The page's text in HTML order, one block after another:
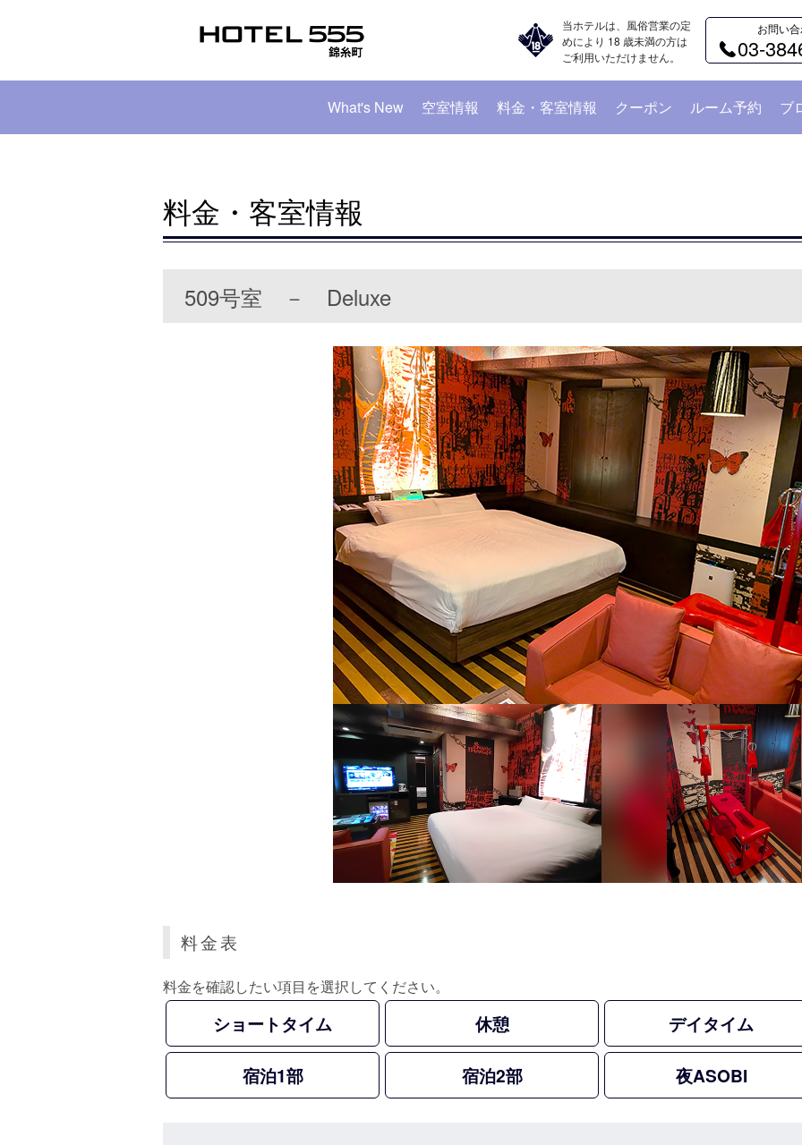
当ホテルは、風俗営業の定
めにより 18 歳未満の方は
ご利用いただけません。
お問い
03-
What's New 空室情報 料金・客室情報 クーポン ルーム予約 ブ
料金・客室情報
509号室 － Deluxe
料金表
料金を確認したい項目を選択してください。
ショートタイム 休憩 デイタイム
宿泊1部 宿泊2部 夜ASOBI